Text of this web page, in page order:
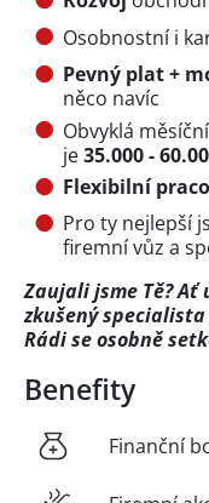
Osobnostní i
Pevný plat +
něco navíc
Obvyklá
je35.000 -
Flexibilní
Pro ty nejlepší
firemní vůz a
Zaujali jsme Tě? Ať
zkušený
Rádi se osobně
Benefity
Finanční